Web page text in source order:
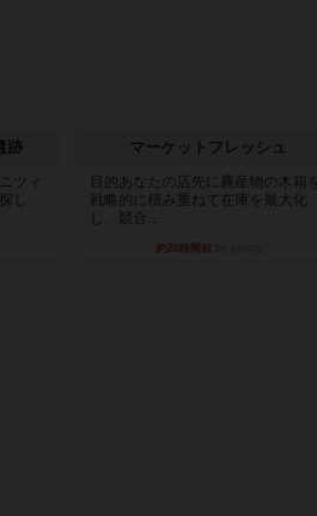
跡
ツィ
し
マーケットフレッシュ
目的あなたの店先に農産物の木箱を
戦略的に積み重ねて在庫を最大化
し、競合...
約20時間前